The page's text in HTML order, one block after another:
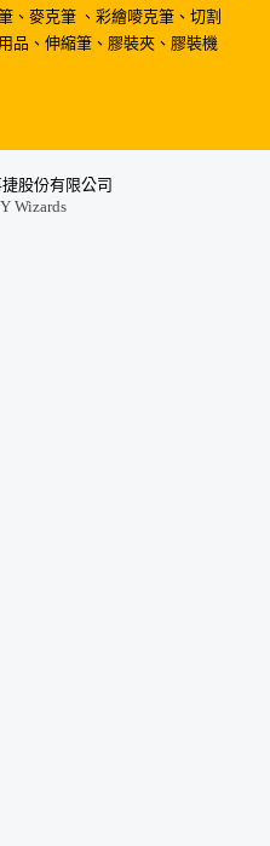
、麥克筆 、彩繪嘜克筆、切割
品、伸縮筆、膠裝夾、膠裝機
股份有限公司
Wizards